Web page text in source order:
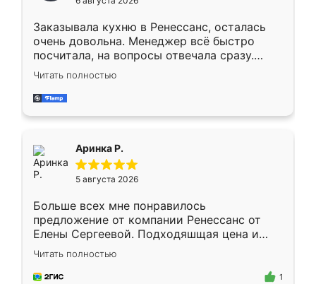
мебели буду заказывать только здесь.
Заказывала кухню в Ренессанс, осталась
очень довольна. Менеджер всё быстро
посчитала, на вопросы отвечала сразу.
Замерщик приехал в субботу, подошёл к
делу со всей ответственностью. Собрали
за день, ребята работали аккуратно, даже
Читать полностью
Аринка Р.
5 августа 2026
Больше всех мне понравилось
предложение от компании Ренессанс от
Елены Сергеевой. Подходяшщая цена и
короткие сроки изготовления. Приехавший
для замера сотрудник Владислав
предложил по моему эскизу самый
Читать полностью
1